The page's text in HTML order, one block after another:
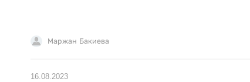
Маржан Бакиева
16.08.2023